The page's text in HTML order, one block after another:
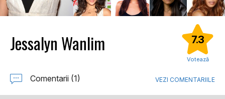
Jessalyn Wanlim 7.3
Votează
Comentarii (1) VEZI COMENTARIILE